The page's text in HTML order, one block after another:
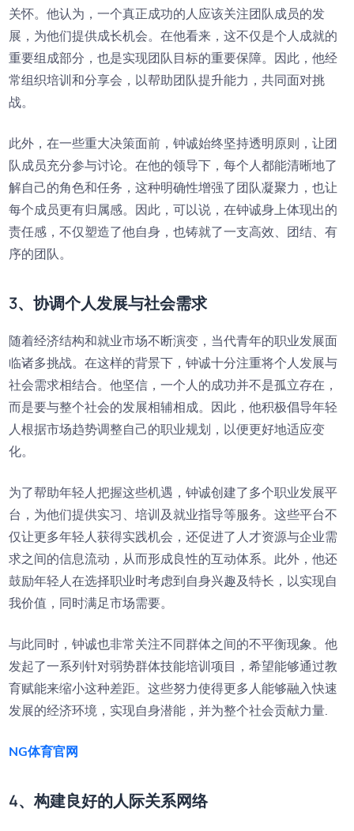
关怀。他认为，一个真正成功的人应该关注团队成员的发
展，为他们提供成长机会。在他看来，这不仅是个人成就的
重要组成部分，也是实现团队目标的重要保障。因此，他经
常组织培训和分享会，以帮助团队提升能力，共同面对挑
战。
此外，在一些重大决策面前，钟诚始终坚持透明原则，让团
队成员充分参与讨论。在他的领导下，每个人都能清晰地了
解自己的角色和任务，这种明确性增强了团队凝聚力，也让
每个成员更有归属感。因此，可以说，在钟诚身上体现出的
责任感，不仅塑造了他自身，也铸就了一支高效、团结、有
序的团队。
3、协调个人发展与社会需求
随着经济结构和就业市场不断演变，当代青年的职业发展面
临诸多挑战。在这样的背景下，钟诚十分注重将个人发展与
社会需求相结合。他坚信，一个人的成功并不是孤立存在，
而是要与整个社会的发展相辅相成。因此，他积极倡导年轻
人根据市场趋势调整自己的职业规划，以便更好地适应变
化。
为了帮助年轻人把握这些机遇，钟诚创建了多个职业发展平
台，为他们提供实习、培训及就业指导等服务。这些平台不
仅让更多年轻人获得实践机会，还促进了人才资源与企业需
求之间的信息流动，从而形成良性的互动体系。此外，他还
鼓励年轻人在选择职业时考虑到自身兴趣及特长，以实现自
我价值，同时满足市场需要。
与此同时，钟诚也非常关注不同群体之间的不平衡现象。他
发起了一系列针对弱势群体技能培训项目，希望能够通过教
育赋能来缩小这种差距。这些努力使得更多人能够融入快速
发展的经济环境，实现自身潜能，并为整个社会贡献力量.
NG体育官网
4、构建良好的人际关系网络